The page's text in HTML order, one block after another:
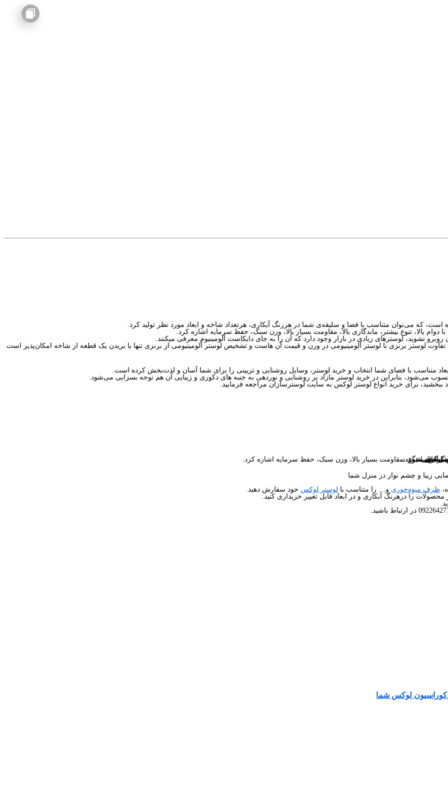
بالا، تنوع بیشتر، ماندگاری بالا، مقاومت بسیار بالا، وزن سبک، حفظ سرمایه اشاره کرد.
روبرو نشوید، لوسترهای زیادی در بازار وجود دارد که آن را به جای دایکاست آلومینیوم معرفی میکنند.
متناسب با فضای شما انتخاب و خرید لوستر، وسایل روشنایی و تزیینی را برای شما آسان و لذت‌بخش کرده است.
می‌شود، بنابراین در خرید لوستر مازاد بر روشنایی و نوردهی به جنبه های دکوری و زیبایی آن هم توجه بسزایی می‌شود.
برای خرید انواع لوستر لوکس به سایت لوسترسازان مراجعه فرمایید.
می‌باشد.
ست می‌شود.
رنگ های متنوع، مقاومت بسیار بالا، وزن سبک، حفظ سرمایه اشاره کرد.
می‌گردد.
برساند.
ارسال میگردد.
زیبا و چشم نواز در منزل شما
ظرف میوه‌خوری و… را متناسب با لوستر لوکس خود سفارش دهید.
را درهرنگ آبکاری و در ابعاد قابل تغییر خریداری کنید.